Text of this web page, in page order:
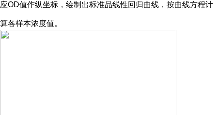
应OD值作纵坐标，绘制出标准品线性回归曲线，按曲线方程计
算各样本浓度值。